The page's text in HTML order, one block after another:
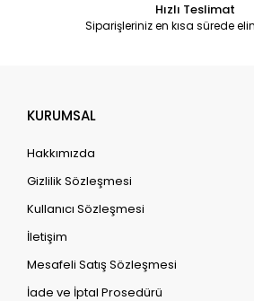
ChaChaCha Challenge
Metal Machies
Hızlı Teslimat
Siparişleriniz en kısa sürede
KURUMSAL
Hakkımızda
Gizlilik Sözleşmesi
Kullanıcı Sözleşmesi
İletişim
Mesafeli Satış Sözleşmesi
İade ve İptal Prosedürü